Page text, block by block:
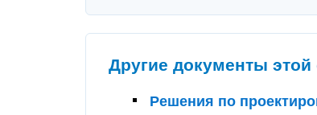
Другие документы этой
Решения по